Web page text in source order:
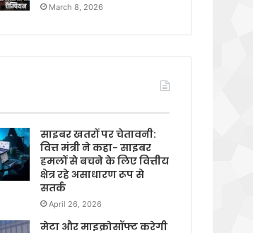
March 8, 2026
साइबर खतरों पर चेतावनी:
वित्त मंत्री ने कहा- साइबर
हमलों से बचने के लिए वित्तीय
क्षेत्र रहे असाधारण रूप से
सतर्क
April 26, 2026
मेटा और माइक्रोसॉफ्ट करेगी